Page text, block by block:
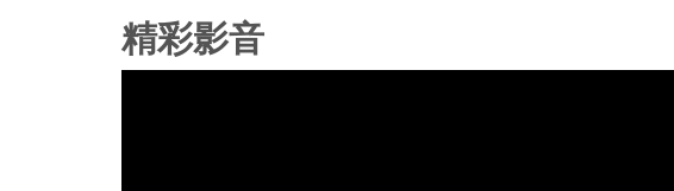
精彩影音